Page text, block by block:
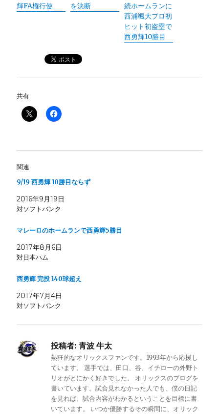
輝FA権行使
を決断
続ホームランに
西浦颯大プロ初
ヒット初盗塁で
西勇輝10勝目
共有:
関連
9/19 西勇輝 10勝目ならず
2016年9月19日
対ソフトバンク
マレーロのホームランで西勇輝5勝目
2017年8月6日
対日本ハム
西勇輝 完投 140球超え
2017年7月4日
対ソフトバンク
投稿者: 青波 牛太
熱狂的なオリックスファンです。1993年から応援し
ています。 選手では、田口、谷、イチローの外野ト
リオがとにかく好きでした。 オリックスのブログを
書いています。試合見れなかった人でも、僕の日記
を見れば、試合内容がわかるということを目標に書
いています。 いつか優勝するその瞬間に、オリック